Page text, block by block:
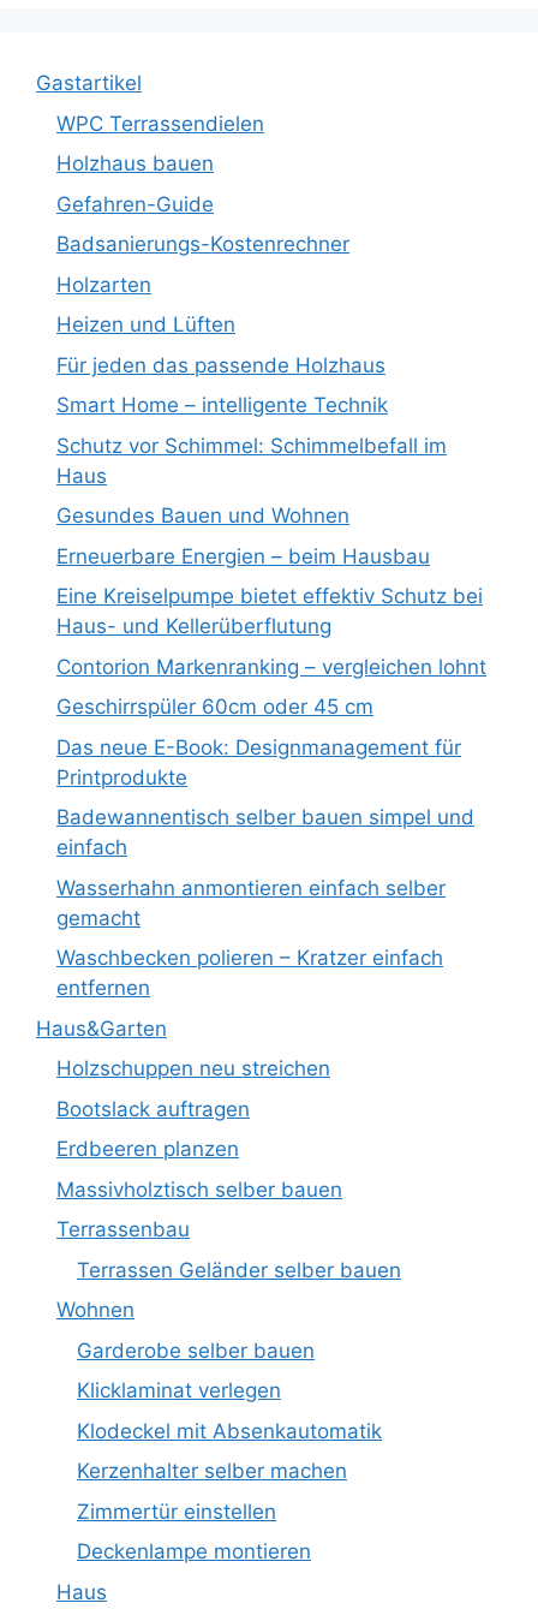
Gastartikel
WPC Terrassendielen
Holzhaus bauen
Gefahren-Guide
Badsanierungs-Kostenrechner
Holzarten
Heizen und Lüften
Für jeden das passende Holzhaus
Smart Home – intelligente Technik
Schutz vor Schimmel: Schimmelbefall im
Haus
Gesundes Bauen und Wohnen
Erneuerbare Energien – beim Hausbau
Eine Kreiselpumpe bietet effektiv Schutz bei
Haus- und Kellerüberflutung
Contorion Markenranking – vergleichen lohnt
Geschirrspüler 60cm oder 45 cm
Das neue E-Book: Designmanagement für
Printprodukte
Badewannentisch selber bauen simpel und
einfach
Wasserhahn anmontieren einfach selber
gemacht
Waschbecken polieren – Kratzer einfach
entfernen
Haus&Garten
Holzschuppen neu streichen
Bootslack auftragen
Erdbeeren planzen
Massivholztisch selber bauen
Terrassenbau
Terrassen Geländer selber bauen
Wohnen
Garderobe selber bauen
Klicklaminat verlegen
Klodeckel mit Absenkautomatik
Kerzenhalter selber machen
Zimmertür einstellen
Deckenlampe montieren
Haus